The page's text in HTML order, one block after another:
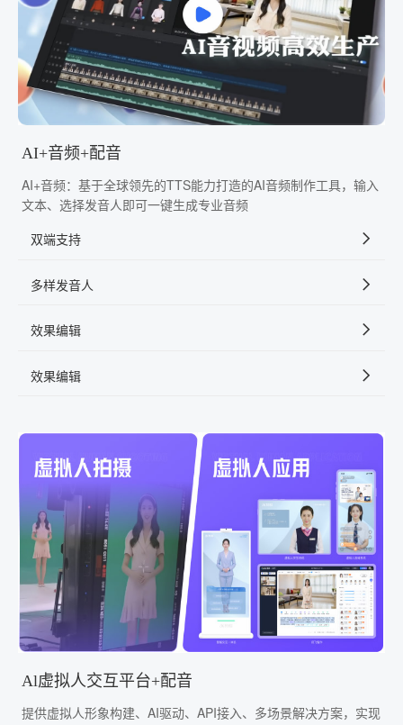
AI+音频+配音
AI+音频：基于全球领先的TTS能力打造的AI音频制作工具，输入
文本、选择发音人即可一键生成专业音频
双端支持
多样发音人
效果编辑
效果编辑
Al虚拟人交互平台+配音
提供虚拟人形象构建、AI驱动、API接入、多场景解决方案，实现